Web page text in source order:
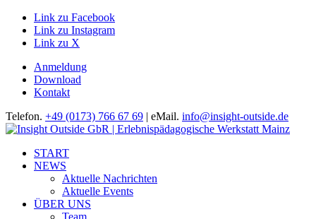
Link zu Facebook
Link zu Instagram
Link zu X
Anmeldung
Download
Kontakt
Telefon. +49 (0173) 766 67 69 | eMail. info@insight-outside.de
START
NEWS
Aktuelle Nachrichten
Aktuelle Events
ÜBER UNS
Team